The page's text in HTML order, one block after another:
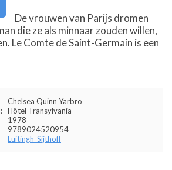
De vrouwen van Parijs dromen
die ze als minnaar zouden willen,
Le Comte de Saint-Germain is een
Chelsea Quinn Yarbro
Hôtel Transylvania
1978
9789024520954
Luitingh-Sijthoff